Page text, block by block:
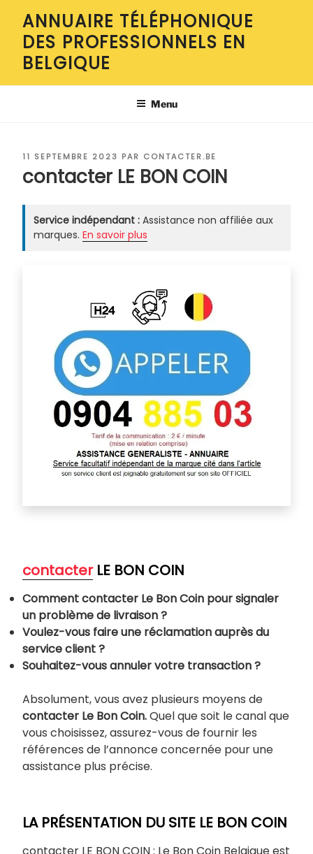
contenu
principal
ANNUAIRE TÉLÉPHONIQUE
DES PROFESSIONNELS EN
BELGIQUE
Menu
PUBLIÉ
11 SEPTEMBRE 2023 PAR CONTACTER.BE
contacter LE BON COIN
Service indépendant : Assistance non affiliée aux
marques. En savoir plus
contacterLE BON COIN
Comment contacter Le Bon Coin pour signaler
un problème de livraison ?
Voulez-vous faire une réclamation auprès du
service client ?
Souhaitez-vous annuler votre transaction ?
Absolument, vous avez plusieurs moyens de
contacter Le Bon Coin.Quel que soit le canal que
vous choisissez, assurez-vous de fournir les
références de l’annonce concernée pour une
assistance plus précise.
LA PRÉSENTATION DU SITE LE BON COIN
contacter LE BON COIN : Le Bon Coin Belgique est